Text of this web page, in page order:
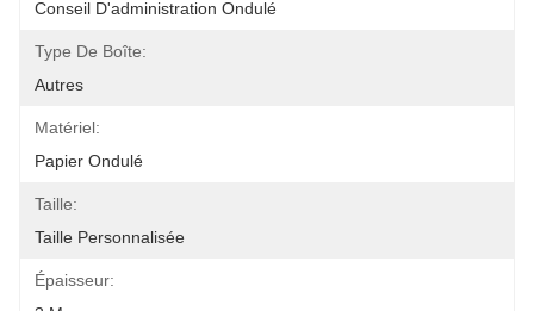
Conseil D'administration Ondulé
Type De Boîte:
Autres
Matériel:
Papier Ondulé
Taille:
Taille Personnalisée
Épaisseur: